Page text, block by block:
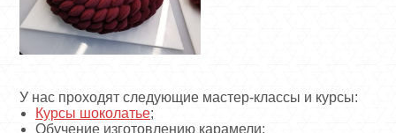
У нас проходят следующие мастер-классы и курсы:
Курсы шоколатье;
Обучение изготовлению карамели;